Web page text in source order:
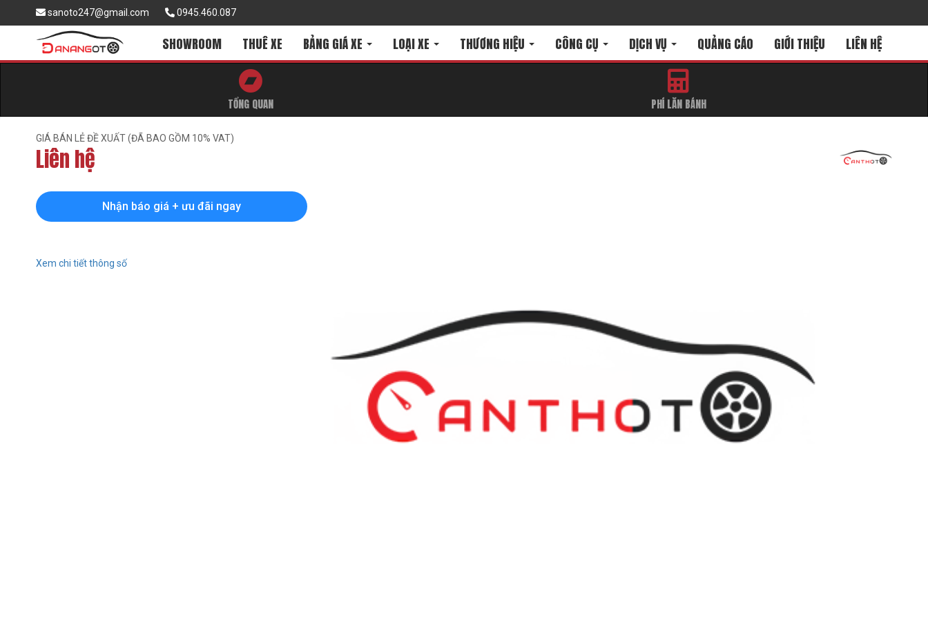
sanoto247@gmail.com 0945.460.087
SHOWROOM THUÊ XE BẢNG GIÁ XE LOẠI XE THƯƠNG HIỆU CÔNG CỤ DỊCH VỤ QUẢNG CÁO GIỚI THIỆU LIÊN HỆ
TỔNG QUAN PHÍ LĂN BÁNH
GIÁ BÁN LẺ ĐỀ XUẤT (ĐÃ BAO GỒM 10% VAT)
Liên hệ
Nhận báo giá + ưu đãi ngay
Xem chi tiết thông số